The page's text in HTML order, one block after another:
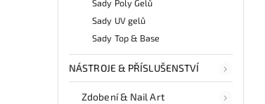
Sady Poly Gelů
Sady UV gelů
Sady Top & Base
NÁSTROJE & PŘÍSLUŠENSTVÍ
Zdobení & Nail Art